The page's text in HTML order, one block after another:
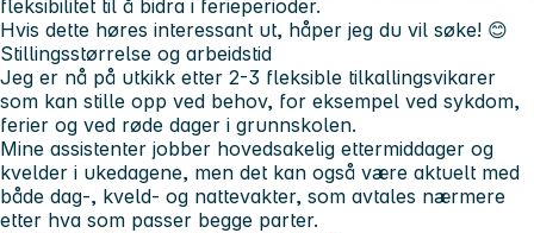
fleksibilitet til å bidra i ferieperioder.
Hvis dette høres interessant ut, håper jeg du vil søke! 😊
Stillingsstørrelse og arbeidstid
Jeg er nå på utkikk etter 2-3 fleksible tilkallingsvikarer
som kan stille opp ved behov, for eksempel ved sykdom,
ferier og ved røde dager i grunnskolen.
Mine assistenter jobber hovedsakelig ettermiddager og
kvelder i ukedagene, men det kan også være aktuelt med
både dag-, kveld- og nattevakter, som avtales nærmere
etter hva som passer begge parter.